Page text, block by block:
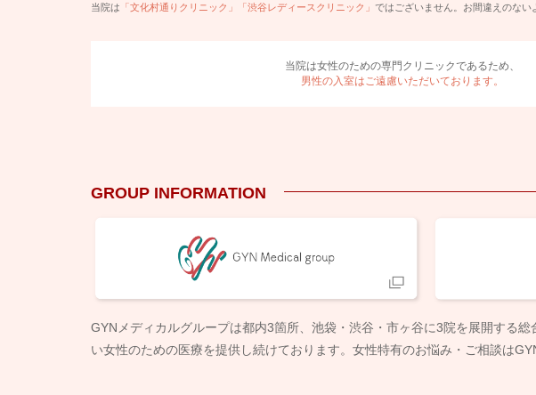
当院は 「文化村通りクリニック」「渋谷レディースクリニック」 ではございません。お間違えのない
当院は女性のための専門クリニックであるため、
男性の入室はご遠慮いただいております。
GROUP INFORMATION
GYNメディカルグループは都内3箇所、池袋・渋谷・市ヶ谷に3院を展開する
い女性のための医療を提供し続けております。女性特有のお悩み・ご相談は